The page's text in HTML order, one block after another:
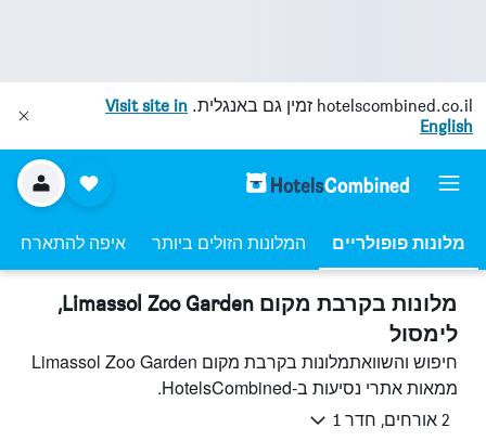
hotelscombined.co.il זמין גם באנגלית. Visit site in
English
מלונות פופולריים המלונות הזולים ביותר איפה להתארח
מלונות בקרבת מקום Limassol Zoo Garden,
לימסול
חיפוש והשוואתמלונות בקרבת מקום Limassol Zoo Garden
ממאות אתרי נסיעות ב-HotelsCombined.
2 אורחים, חדר 1